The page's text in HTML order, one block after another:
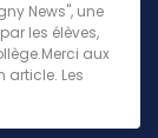
News", une
les élèves,
aux
article. Les